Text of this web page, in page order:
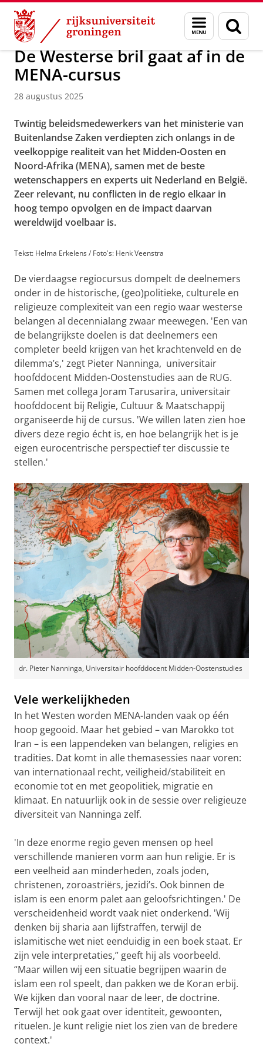
Skip
Content
Skip
Navigation
Menu
en
zoeken
Over ons Actueel Nieuws Nieuwsberichten
De Westerse bril gaat af in de
MENA-cursus
28 augustus 2025
Twintig beleidsmedewerkers van het ministerie van
Buitenlandse Zaken verdiepten zich onlangs in de
veelkoppige realiteit van het Midden-Oosten en
Noord-Afrika (MENA), samen met de beste
wetenschappers en experts uit Nederland en België.
Zeer relevant, nu conflicten in de regio elkaar in
hoog tempo opvolgen en de impact daarvan
wereldwijd voelbaar is.
Tekst: Helma Erkelens / Foto's: Henk Veenstra
De vierdaagse regiocursus dompelt de deelnemers
onder in de historische, (geo)politieke, culturele en
religieuze complexiteit van een regio waar westerse
belangen al decennialang zwaar meewegen. 'Een van
de belangrijkste doelen is dat deelnemers een
completer beeld krijgen van het krachtenveld en de
dilemma’s,' zegt Pieter Nanninga, universitair
hoofddocent Midden-Oostenstudies aan de RUG.
Samen met collega Joram Tarusarira, universitair
hoofddocent bij Religie, Cultuur & Maatschappij
organiseerde hij de cursus. 'We willen laten zien hoe
divers deze regio écht is, en hoe belangrijk het is je
eigen eurocentrische perspectief ter discussie te
stellen.'
dr. Pieter Nanninga, Universitair hoofddocent Midden-Oostenstudies
Vele werkelijkheden
In het Westen worden MENA-landen vaak op één
hoop gegooid. Maar het gebied – van Marokko tot
Iran – is een lappendeken van belangen, religies en
tradities. Dat komt in alle themasessies naar voren:
van internationaal recht, veiligheid/stabiliteit en
economie tot en met geopolitiek, migratie en
klimaat. En natuurlijk ook in de sessie over religieuze
diversiteit van Nanninga zelf.
'In deze enorme regio geven mensen op heel
verschillende manieren vorm aan hun religie. Er is
een veelheid aan minderheden, zoals joden,
christenen, zoroastriërs, jezidi’s. Ook binnen de
islam is een enorm palet aan geloofsrichtingen.' De
verscheidenheid wordt vaak niet onderkend. 'Wij
denken bij sharia aan lijfstraffen, terwijl de
islamitische wet niet eenduidig in een boek staat. Er
zijn vele interpretaties,” geeft hij als voorbeeld.
“Maar willen wij een situatie begrijpen waarin de
islam een rol speelt, dan pakken we de Koran erbij.
We kijken dan vooral naar de leer, de doctrine.
Terwijl het ook gaat over identiteit, gewoonten,
rituelen. Je kunt religie niet los zien van de bredere
context.'